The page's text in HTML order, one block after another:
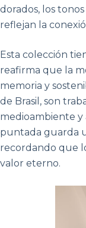
dorados, los
reflejan la
Esta colección
reafirma que la
memoria y
de Brasil, son
medioambiente y
puntada guarda
recordando que
valor eterno.